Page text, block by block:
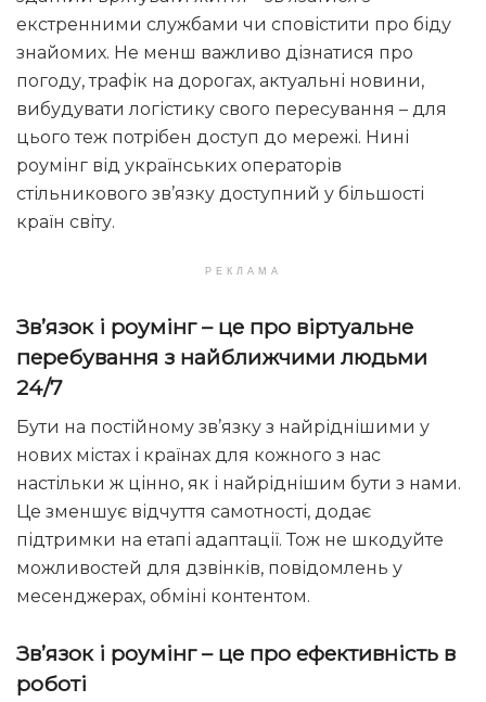
екстренними службами чи сповістити про біду
знайомих. Не менш важливо дізнатися про
погоду, трафік на дорогах, актуальні новини,
вибудувати логістику свого пересування – для
цього теж потрібен доступ до мережі. Нині
роумінг від українських операторів
стільникового зв’язку доступний у більшості
країн світу.
РЕКЛАМА
Зв’язок і роумінг – це про віртуальне
перебування з найближчими людьми
24/7
Бути на постійному зв’язку з найріднішими у
нових містах і країнах для кожного з нас
настільки ж цінно, як і найріднішим бути з нами.
Це зменшує відчуття самотності, додає
підтримки на етапі адаптації. Тож не шкодуйте
можливостей для дзвінків, повідомлень у
месенджерах, обміні контентом.
Зв’язок і роумінг – це про ефективність в
роботі